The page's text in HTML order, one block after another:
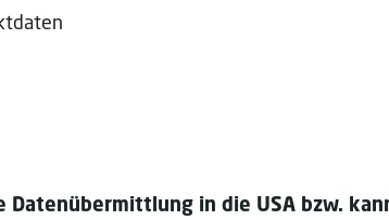
Datenübermittlung in die USA bzw.